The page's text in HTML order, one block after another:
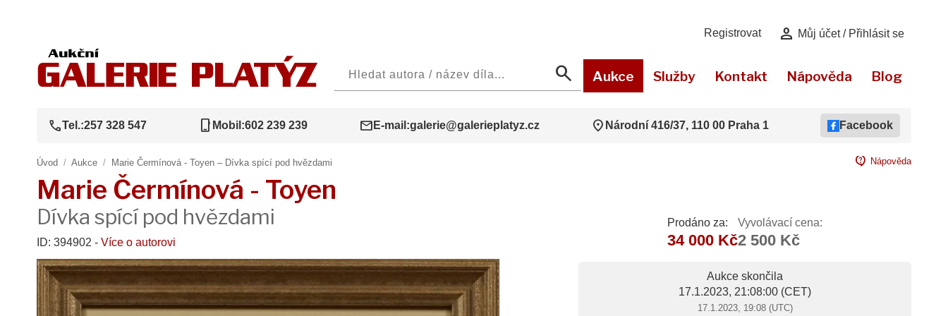
Registrovat person Můj účet / Přihlásit se
search Aukce Služby Kontakt Nápověda Blog
callTel.:257 328 547 phone_iphone Mobil:602 239 239 mail E-mail:galerie@galerieplatyz.cz location_on Národní 416/37, 110 00 Praha 1 Facebook
Úvod / Aukce / Marie Čermínová - Toyen – Dívka spící pod hvězdami contact_support Nápověda
Marie Čermínová - Toyen
Dívka spící pod hvězdami
ID: 394902 - Více o autorovi
Prodáno za:
34 000 Kč
Vyvolávací cena:
2 500 Kč
Aukce skončila
17.1.2023, 21:08:00 (CET)
17.1.2023, 19:08 (UTC)